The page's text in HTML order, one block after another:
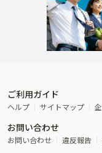
ビニールハウスで観賞用植
農業用の機械・機材の開発
製造･加工･販売
その他農業関連企業
ネス
その他職種
内定まで最短1週間
経験者優遇
ご利用ガイド
ヘルプ サイトマップ
お問い合わせ
お問い合わせ 違反報告